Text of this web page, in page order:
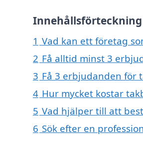
Innehållsförteckning
1 Vad kan ett företag
2 Få alltid minst 3
3 Få 3 erbjudanden för
4 Hur mycket kostar
5 Vad hjälper till att
6 Sök efter en